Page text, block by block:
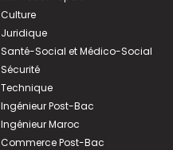
Culture
Juridique
Santé-Social et Médico-Social
Sécurité
Technique
Ingénieur Post-Bac
Ingénieur Maroc
Commerce Post-Bac